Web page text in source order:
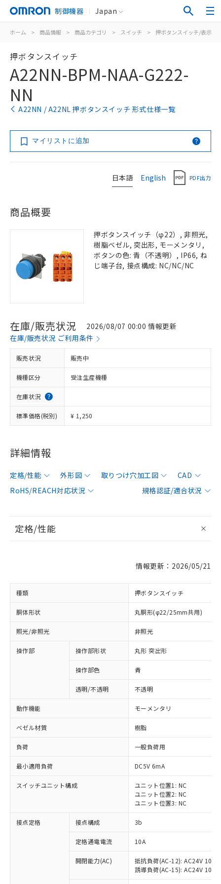
制御機器 Japan
ホーム > 商品情報 > 商品カテゴリ > スイッチ > 押ボタンスイッチ/表示灯
押ボタンスイッチ
A22NN-BPM-NAA-G222-
NN
A22NN / A22NL 押ボタンスイッチ 形式仕様一覧
マイリストに追加
日本語 English PDF出力
商品概要
押ボタンスイッチ（φ22）, 非照光,
樹脂ベゼル, 突出形, モーメンタリ,
ボタンの色: 青（不透明）, IP66, ね
じ端子台, 接点構成: NC/NC/NC
在庫/販売状況
2026/08/07 00:00 情報更新
在庫/販売状況 ご利用条件
販売状況 販売中
機種区分 受注生産機種
在庫状況
標準価格(税別) ¥ 1,250
詳細情報
定格/性能 外形図 取りつけ穴加工図
CAD
RoHS/REACH対応状況
規格認証/適合状況
定格/性能
情報更新：2026/05/21
種類 押ボタンスイッチ
胴体形状 丸胴形(φ22/25mm共用)
照光/非照光 非照光
操作部 操作部形状 丸形 突出形
操作部色 青
透明/不透明 不透明
動作機能 モーメンタリ
ベゼル材質 樹脂
負荷 一般負荷用
最小適用負荷 DC5V 6mA
スイッチユニット構成
ユニット位置1: NC
ユニット位置2: NC
ユニット位置3: NC
接点定格 接点構成 3b
定格通電電流 10A
開閉能力(AC)
抵抗負荷(AC-12): AC24V 10A/
誘導負荷(AC-15): AC24V
※1 対応状況
対応済み：EU RoHS指令（10物質）の
非含有に対応した製品が提供可能な商品で
対応予定：EU RoHS指令（10物質）の非含